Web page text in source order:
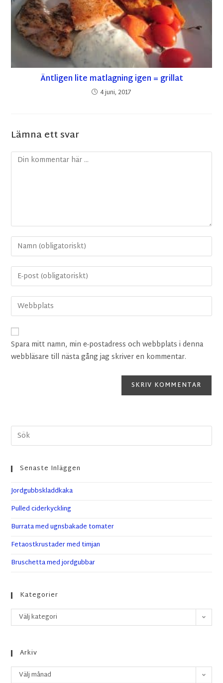
Äntligen lite matlagning igen = grillat
4 juni, 2017
Lämna ett svar
Spara mitt namn, min e-postadress och webbplats i denna
webbläsare till nästa gång jag skriver en kommentar.
Senaste Inläggen
Jordgubbskladdkaka
Pulled ciderkyckling
Burrata med ugnsbakade tomater
Fetaostkrustader med timjan
Bruschetta med jordgubbar
Kategorier
Välj kategori
Arkiv
Välj månad